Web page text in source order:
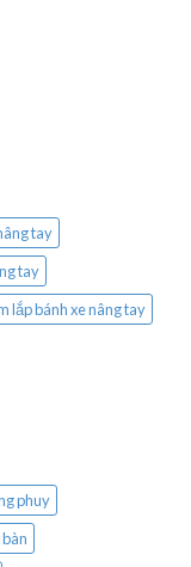
tay
tay
lắp bánh xe nâng tay
phuy